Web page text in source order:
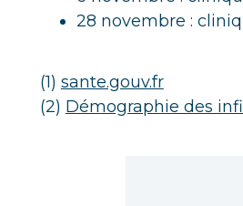
28 novembre :
(1) sante.gouv.fr
(2) Démographie des